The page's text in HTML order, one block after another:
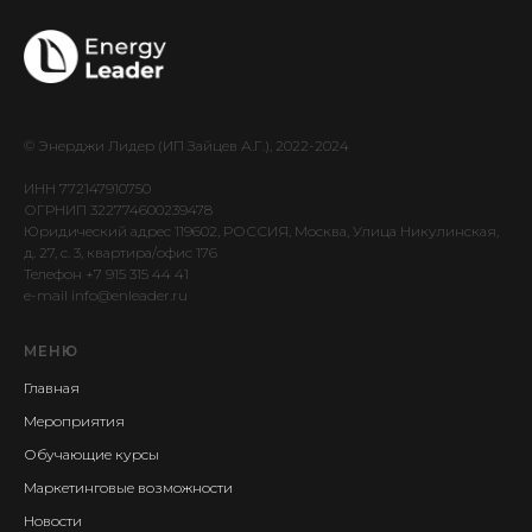
© Энерджи Лидер (ИП Зайцев А.Г.), 2022-2024
ИНН 772147910750
ОГРНИП 322774600239478
Юридический адрес 119602, РОССИЯ, Москва, Улица Никулинская,
д. 27, c. 3, квартира/офис 176
Телефон +7 915 315 44 41
e-mail info@enleader.ru
МЕНЮ
Главная
Мероприятия
Обучающие курсы
Маркетинговые возможности
Новости